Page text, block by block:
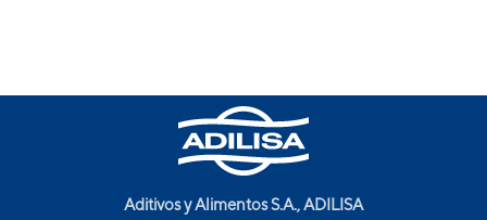
Aditivos y Alimentos S.A., ADILISA